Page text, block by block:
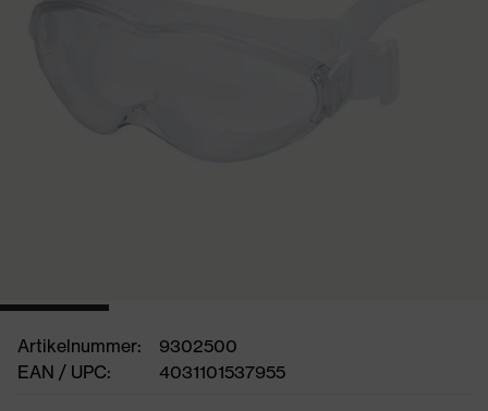
Artikelnummer:
9302500
EAN / UPC:
4031101537955